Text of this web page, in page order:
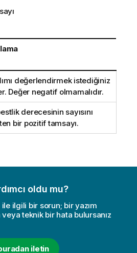
sayı
değerlendirmek istediğiniz
Değer negatif olmamalıdır.
derecesinin sayısını
bir pozitif tamsayı.
oldu mu?
ilgili bir sorun; bir yazım
veya teknik bir hata bulursanız
iletin